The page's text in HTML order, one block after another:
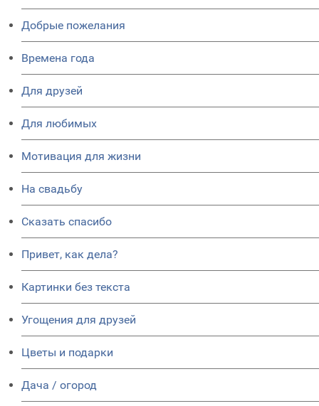
Добрые пожелания
Времена года
Для друзей
Для любимых
Мотивация для жизни
На свадьбу
Сказать спасибо
Привет, как дела?
Картинки без текста
Угощения для друзей
Цветы и подарки
Дача / огород